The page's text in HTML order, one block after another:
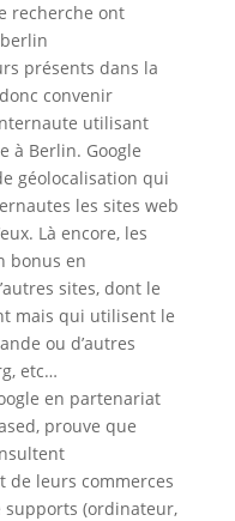
recherche ont
présents dans la
convenir
utilisant
à Berlin. Google
géolocalisation qui
les sites web
Là encore, les
bonus en
sites, dont le
mais qui utilisent le
ou d’autres
etc…
en partenariat
prouve que
de leurs commerces
(ordinateur,